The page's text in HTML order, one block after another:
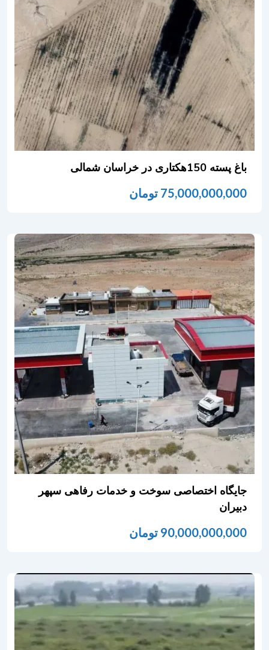
باغ پسته 150هکتاری در خراسان شمالی
75,000,000,000 تومان
جایگاه اختصاصی سوخت و خدمات رفاهی سپهر
دبیران
90,000,000,000 تومان